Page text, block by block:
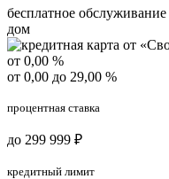
бесплатное обслуживание
дом
от 0,00 %
от 0,00 до 29,00 %
процентная ставка
до 299 999 ₽
кредитный лимит